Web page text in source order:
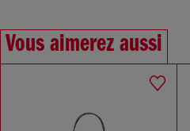
Vous aimerez aussi